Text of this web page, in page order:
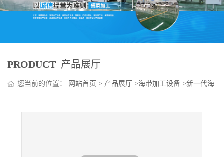
PRODUCT 产品展厅
您当前的位置： 网站首页 > 产品展厅 >海带加工设备 >新一代海